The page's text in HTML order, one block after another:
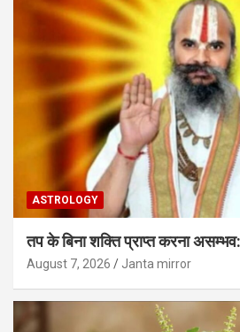
ASTROLOGY
तप के बिना शक्ति प्राप्त करना असम्भव:
August 7, 2026 Janta mirror